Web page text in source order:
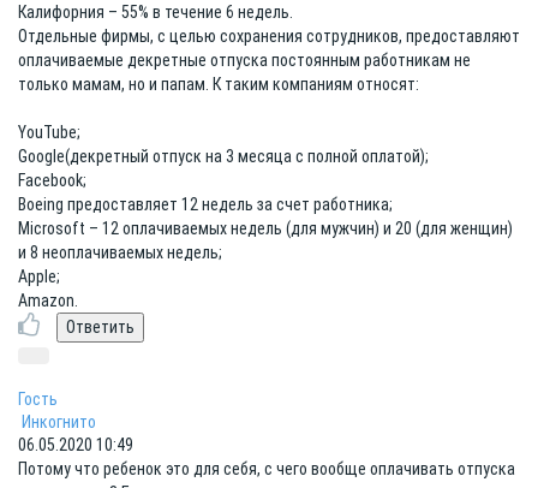
Калифорния – 55% в течение 6 недель.
Отдельные фирмы, с целью сохранения сотрудников, предоставляют
оплачиваемые декретные отпуска постоянным работникам не
только мамам, но и папам. К таким компаниям относят:
YouTube;
Google(декретный отпуск на 3 месяца с полной оплатой);
Facebook;
Boeing предоставляет 12 недель за счет работника;
Microsoft – 12 оплачиваемых недель (для мужчин) и 20 (для женщин)
и 8 неоплачиваемых недель;
Apple;
Amazon.
Гость
Инкогнито
06.05.2020 10:49
Потому что ребенок это для себя, с чего вообще оплачивать отпуска